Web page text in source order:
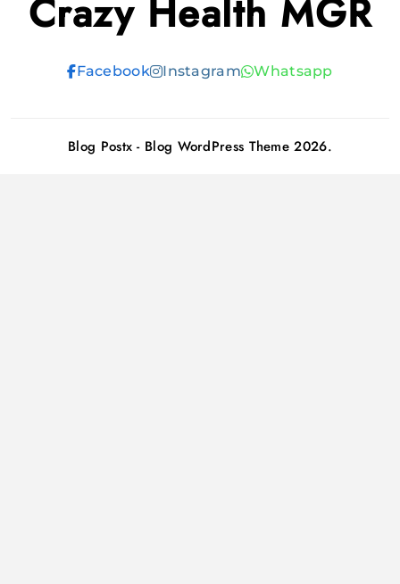
Crazy Health MGR
Facebook Instagram Whatsapp
Blog Postx - Blog WordPress Theme 2026.